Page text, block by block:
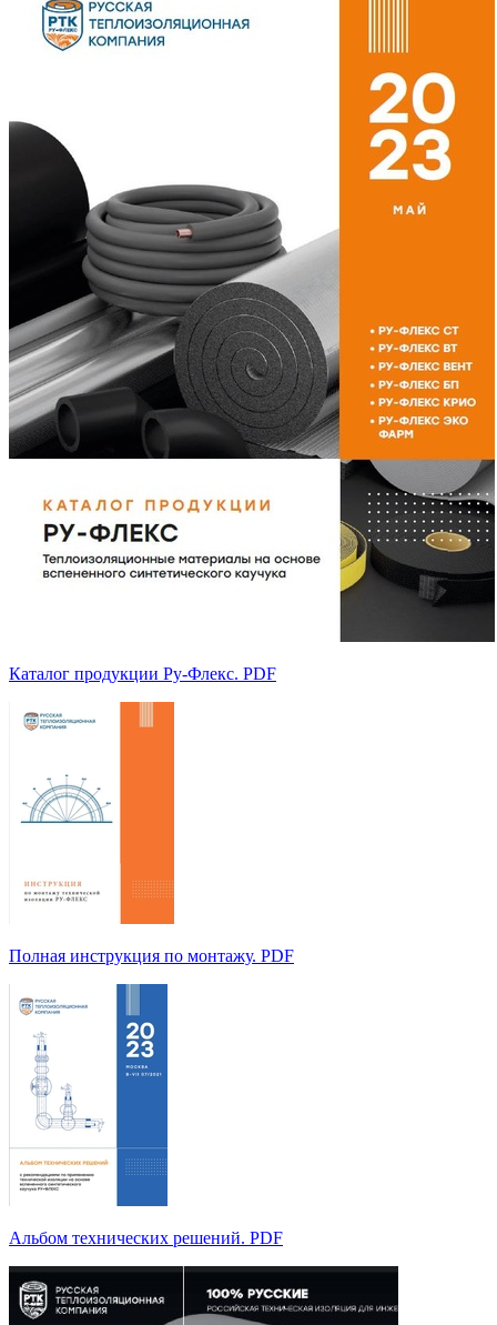
Каталог продукции Ру-Флекс. PDF
Полная инструкция по монтажу. PDF
Альбом технических решений. PDF